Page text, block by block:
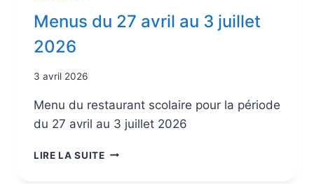
Menus du 27 avril au 3 juillet
2026
3 avril 2026
Menu du restaurant scolaire pour la période
du 27 avril au 3 juillet 2026
LIRE LA SUITE